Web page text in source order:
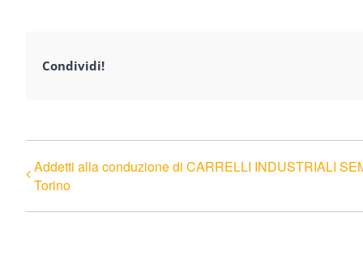
Condividi!
Addetti alla conduzione di CARRELLI INDUSTRIALI
Torino